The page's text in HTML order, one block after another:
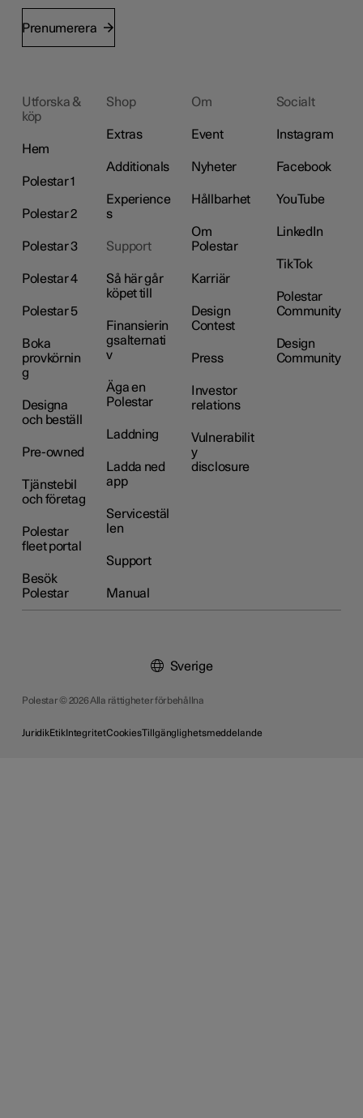
Prenumerera
Utforska &
köp
Hem
Polestar 1
Polestar 2
Polestar 3
Polestar 4
Polestar 5
Boka
provkörnin
g
Designa
och beställ
Pre-owned
Tjänstebil
och företag
Polestar
fleet portal
Besök
Polestar
Shop
Extras
Additionals
Experience
s
Support
Så här går
köpet till
Finansierin
gsalternati
v
Äga en
Polestar
Laddning
Ladda ned
app
Servicestäl
len
Support
Manual
Om
Event
Nyheter
Hållbarhet
Om
Polestar
Karriär
Design
Contest
Press
Investor
relations
Vulnerabilit
y
disclosure
Socialt
Instagram
Facebook
YouTube
LinkedIn
TikTok
Polestar
Community
Design
Community
Polestar © 2026 Alla rättigheter förbehållna
JuridikEtikIntegritetCookiesTillgänglighetsmeddelande
Sverige